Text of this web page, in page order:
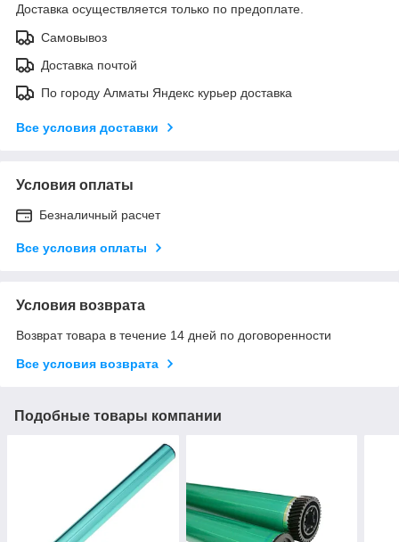
Доставка осуществляется только по предоплате.
Самовывоз
Доставка почтой
По городу Алматы Яндекс курьер доставка
Все условия доставки
Условия оплаты
Безналичный расчет
Все условия оплаты
Условия возврата
Возврат товара в течение 14 дней по договоренности
Все условия возврата
Подобные товары компании